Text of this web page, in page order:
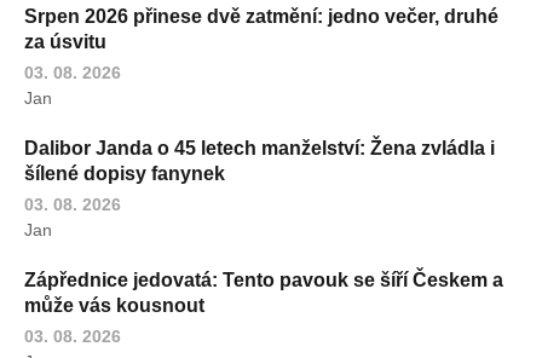
Srpen 2026 přinese dvě zatmění: jedno večer, druhé
za úsvitu
03. 08. 2026
Jan
Dalibor Janda o 45 letech manželství: Žena zvládla i
šílené dopisy fanynek
03. 08. 2026
Jan
Zápřednice jedovatá: Tento pavouk se šíří Českem a
může vás kousnout
03. 08. 2026